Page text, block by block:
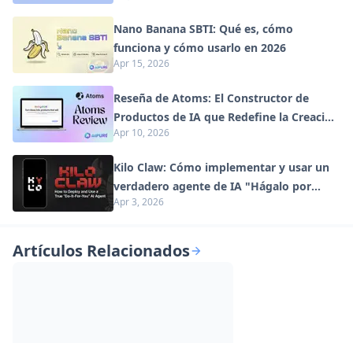
Nano Banana SBTI: Qué es, cómo
funciona y cómo usarlo en 2026
Apr 15, 2026
Reseña de Atoms: El Constructor de
Productos de IA que Redefine la Creación
Digital en 2026
Apr 10, 2026
Kilo Claw: Cómo implementar y usar un
verdadero agente de IA "Hágalo por
usted" (Actualización 2026)
Apr 3, 2026
Artículos Relacionados